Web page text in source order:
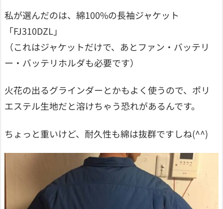
私が選んだのは、綿100%の長袖ジャケット
「FJ310DZL」
（これはジャケットだけで、あとファン・バッテリ
ー・バッテリホルダも必要です）
火花の出るグラインダーとかもよく使うので、ポリ
エステル生地だと溶けちゃう恐れがあるんです。
ちょっと重いけど、耐久性も綿は抜群ですしね(^^)